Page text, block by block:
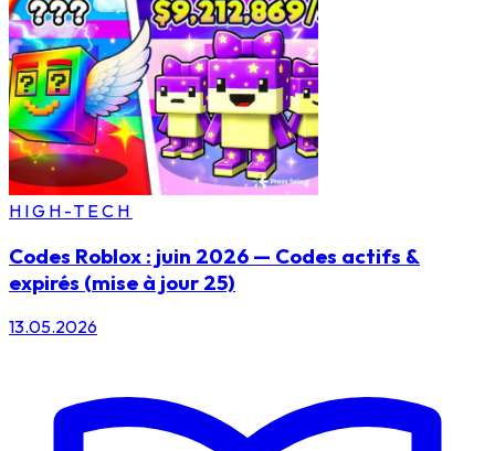
HIGH-TECH
Codes Roblox : juin 2026 — Codes actifs &
expirés (mise à jour 25)
13.05.2026